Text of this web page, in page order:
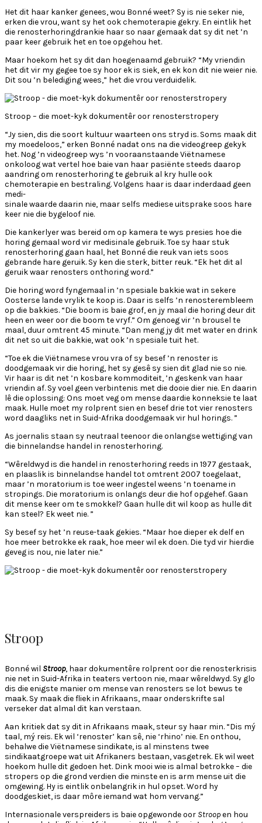
Het dit haar kanker genees, wou Bonné weet? Sy is nie seker nie,
erken die vrou, want sy het ook chemoterapie gekry. En eintlik het
die renosterhoringdrankie haar so naar gemaak dat sy dit net ’n
paar keer gebruik het en toe opgehou het.
Maar hoekom het sy dit dan hoegenaamd gebruik? “My vriendin
het dit vir my gegee toe sy hoor ek is siek, en ek kon dit nie weier nie.
Dit sou ’n belediging wees,” het die vrou verduidelik.
Stroop – die moet-kyk dokumentêr oor renosterstropery
“Jy sien, dis die soort kultuur waarteen ons stryd is. Soms maak dit
my moedeloos,” erken Bonné nadat ons na die videogreep gekyk
het. Nog ’n videogreep wys ’n vooraanstaande Viëtnamese
onkoloog wat vertel hoe baie van haar pasiënte steeds daarop
aandring om renosterhoring te gebruik al kry hulle ook
chemoterapie en bestraling. Volgens haar is daar inderdaad geen
medi-
sinale waarde daarin nie, maar selfs mediese uitsprake soos hare
keer nie die bygeloof nie.
Die kankerlyer was bereid om op kamera te wys presies hoe die
horing gemaal word vir medisinale gebruik. Toe sy haar stuk
renosterhoring gaan haal, het Bonné die reuk van iets soos
gebrande hare geruik. Sy ken die sterk, bitter reuk. “Ek het dit al
geruik waar renosters onthoring word.”
Die horing word fyngemaal in ’n spesiale bakkie wat in sekere
Oosterse lande vrylik te koop is. Daar is selfs ’n renosterembleem
op die bakkies. “Die boom is baie grof, en jy maal die horing deur dit
heen en weer oor die boom te vryf.” Om genoeg vir ’n brousel te
maal, duur omtrent 45 minute. “Dan meng jy dit met water en drink
dit net so uit die bakkie, wat ook ’n spesiale tuit het.
“Toe ek die Viëtnamese vrou vra of sy besef ’n renoster is
doodgemaak vir die horing, het sy gesê sy sien dit glad nie so nie.
Vir haar is dit net ’n kosbare kommoditeit, ’n geskenk van haar
vriendin af. Sy voel geen verbintenis met die dooie dier nie. En daarin
lê die oplossing: Ons moet veg om mense daardie konneksie te laat
maak. Hulle moet my rolprent sien en besef drie tot vier renosters
word daagliks net in Suid-Afrika doodgemaak vir hul horings. ”
As joernalis staan sy neutraal teenoor die onlangse wettiging van
die binnelandse handel in renosterhoring.
“Wêreldwyd is die handel in renosterhoring reeds in 1977 gestaak,
en plaaslik is binnelandse handel tot omtrent 2007 toegelaat,
maar ’n moratorium is toe weer ingestel weens ’n toename in
stropings. Die moratorium is onlangs deur die hof opgehef. Gaan
dit mense keer om te smokkel? Gaan hulle dit wil koop as hulle dit
kan steel? Ek weet nie. ”
Sy besef sy het ’n reuse-taak gekies. “Maar hoe dieper ek delf en
hoe meer betrokke ek raak, hoe meer wil ek doen. Die tyd vir hierdie
geveg is nou, nie later nie.”
Stroop
Bonné wil Stroop, haar dokumentêre rolprent oor die renosterkrisis
nie net in Suid-Afrika in teaters vertoon nie, maar wêreldwyd. Sy glo
dis die enigste manier om mense van renosters se lot bewus te
maak. Sy maak die fliek in Afrikaans, maar onderskrifte sal
verseker dat almal dit kan verstaan.
Aan kritiek dat sy dit in Afrikaans maak, steur sy haar min. “Dis mý
taal, mý reis. Ek wil ‘renoster’ kan sê, nie ‘rhino’ nie. En onthou,
behalwe die Viëtnamese sindikate, is al minstens twee
sindikaatgroepe wat uit Afrikaners bestaan, vasgetrek. Ek wil weet
hoekom hulle dit gedoen het. Dink mooi wie is almal betrokke – die
stropers op die grond verdien die minste en is arm mense uit die
omgewing. Hy is eintlik onbelangrik in hul opset. Word hy
doodgeskiet, is daar môre iemand wat hom vervang.”
Internasionale verspreiders is baie opgewonde oor Stroopen hou